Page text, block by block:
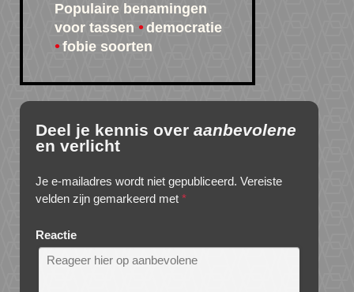
Populaire benamingen
voor tassen
democratie
fobie soorten
Deel je kennis over aanbevolene
en verlicht
Je e-mailadres wordt niet gepubliceerd. Vereiste
velden zijn gemarkeerd met *
Reactie